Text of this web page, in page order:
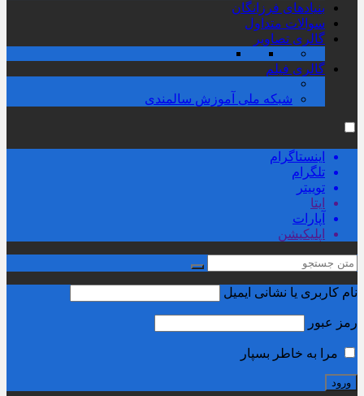
بنیادهای فرزانگان
سوالات متداول
گالری تصاویر
گالری فیلم
شبکه ملی آموزش سالمندی
اینستاگرام
تلگرام
توییتر
ایتا
آپارات
اپلیکیشن
نام کاربری یا نشانی ایمیل
رمز عبور
مرا به خاطر بسپار